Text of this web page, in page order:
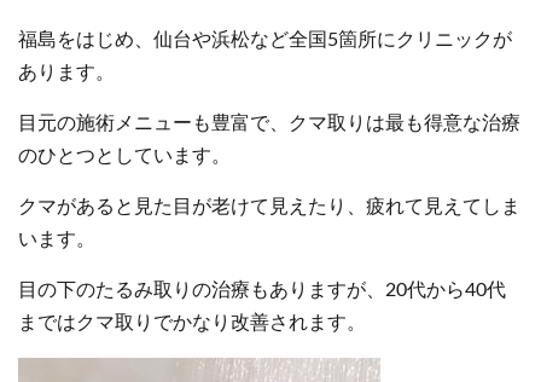
福島をはじめ、仙台や浜松など全国5箇所にクリニックが
あります。
目元の施術メニューも豊富で、クマ取りは最も得意な治療
のひとつとしています。
クマがあると見た目が老けて見えたり、疲れて見えてしま
います。
目の下のたるみ取りの治療もありますが、20代から40代
まではクマ取りでかなり改善されます。